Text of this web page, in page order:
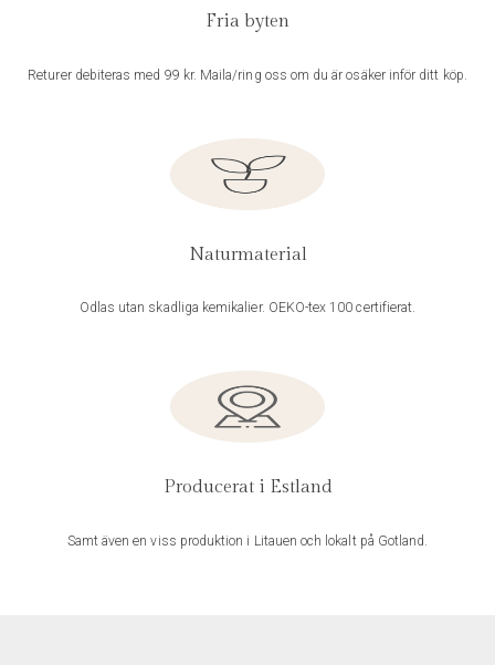
Fria byten
Returer debiteras med 99 kr. Maila/ring oss om du är osäker inför ditt köp.
Naturmaterial
Odlas utan skadliga kemikalier. OEKO-tex 100 certifierat.
Producerat i Estland
Samt även en viss produktion i Litauen och lokalt på Gotland.